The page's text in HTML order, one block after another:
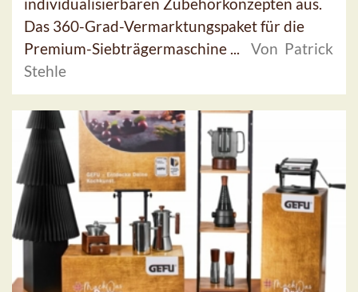
Das 360-Grad-Vermarktungspaket für die
Premium-Siebträgermaschine ...
Von Patrick
Stehle